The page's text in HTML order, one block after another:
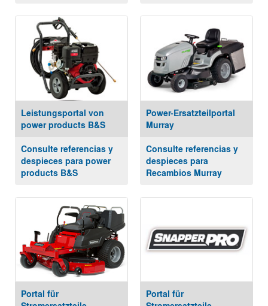
Leistungsportal von
power products B&S
Consulte referencias y
despieces para power
products B&S
Power-Ersatzteilportal
Murray
Consulte referencias y
despieces para
Recambios Murray
Portal für
Portal für